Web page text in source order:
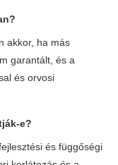
akkor, ha más
garantált, és a
és orvosi
e?
és függőségi